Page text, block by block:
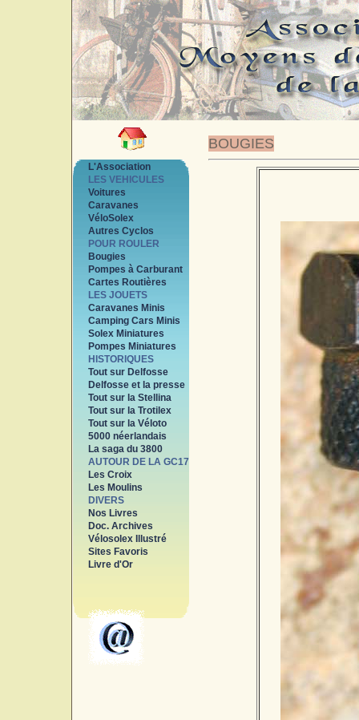
BOUGIES
L'Association
LES VEHICULES
Voitures
Caravanes
VéloSolex
Autres Cyclos
POUR ROULER
Bougies
Pompes à Carburant
Cartes Routières
LES JOUETS
Caravanes Minis
Camping Cars Minis
Solex Miniatures
Pompes Miniatures
HISTORIQUES
Tout sur Delfosse
Delfosse et la presse
Tout sur la Stellina
Tout sur la Trotilex
Tout sur la Véloto
5000 néerlandais
La saga du 3800
AUTOUR DE LA GC17
Les Croix
Les Moulins
DIVERS
Nos Livres
Doc. Archives
Vélosolex Illustré
Sites Favoris
Livre d'Or